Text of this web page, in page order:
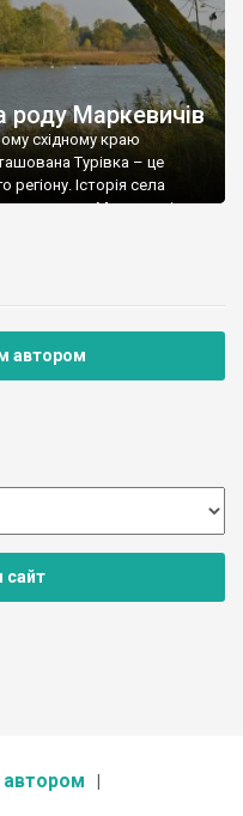
роду Маркевичів
східному краю
Турівка – це
Історія села
родом Маркевичів та
автором
сайт
автором